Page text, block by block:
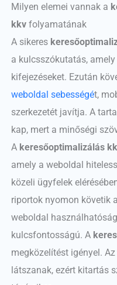
Milyen elemei vannak a
kkvfolyamatának
A sikeres
a kulcsszókutatás,
kifejezéseket. Ezután
weboldal sebességét,
szerkezetét javítja. A
kap, mert a minőségi
A keresőoptimalizálás
amely a weboldal
közeli ügyfelek
riportok nyomon követik
weboldal
kulcsfontosságú. A
megközelítést igényel.
látszanak, ezért kitartás